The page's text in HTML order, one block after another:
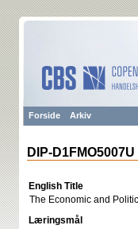
Forside Arkiv
DIP-
English Title
The Economic and
Læringsmål